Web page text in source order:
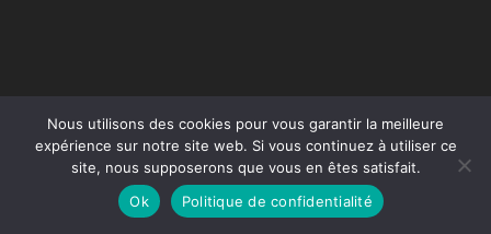
Nous utilisons des cookies pour vous garantir la meilleure
expérience sur notre site web. Si vous continuez à utiliser ce
site, nous supposerons que vous en êtes satisfait.
Ok
Politique de confidentialité